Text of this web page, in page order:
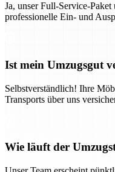
Ja, unser Full-Service-
professionelle Ein- und
Ist mein Umzugsgut
Selbstverständlich! Ihre
Transports über uns
Wie läuft der